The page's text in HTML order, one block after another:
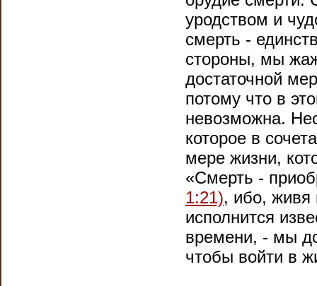
уродством и
смерть -
стороны, мы
достаточной
потому что в
невозможна.
которое в
мере жизни,
«Смерть -
1:21), ибо, живя
исполнится
времени, - мы
чтобы войти в